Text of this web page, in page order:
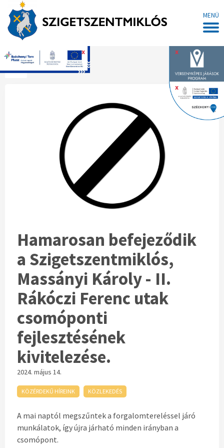
MENÜ
x
x
x
Főoldal
Hamarosan befejeződik
a Szigetszentmiklós,
Massányi Károly - II.
Rákóczi Ferenc utak
csomóponti
fejlesztésének
kivitelezése.
2024. május 14.
KÖZÉRDEKŰ HÍREINK KÖZLEKEDÉS
A mai naptól megszűntek a forgalomtereléssel járó
munkálatok, így újra járható minden irányban a
csomópont.